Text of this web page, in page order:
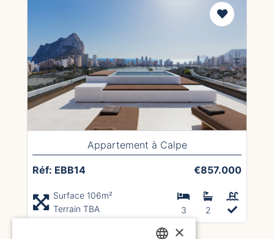
Appartement à Calpe
Réf: EBB14 €857.000
Surface 106m²
Terrain TBA
3 2
×